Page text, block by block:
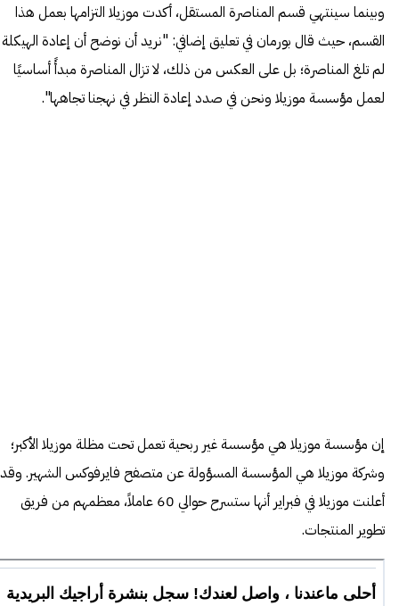
وبينما سينتهي قسم المناصرة المستقل، أكدت موزيلا التزامها بعمل هذا
القسم، حيث قال بورمان في تعليق إضافي: "نريد أن نوضح أن إعادة الهيكلة
لم تلغ المناصرة؛ بل على العكس من ذلك، لا تزال المناصرة مبدأً أساسيًا
لعمل مؤسسة موزيلا ونحن في صدد إعادة النظر في نهجنا تجاهها".
إن مؤسسة موزيلا هي مؤسسة غير ربحية تعمل تحت مظلة موزيلا الأكبر؛
وشركة موزيلا هي المؤسسة المسؤولة عن متصفح فايرفوكس الشهير. وقد
أعلنت موزيلا في فبراير أنها ستسرح حوالي 60 عاملاً، معظمهم من فريق
تطوير المنتجات.